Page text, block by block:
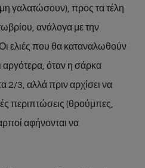
γαλατώσουν), προς τα τέλη
ανάλογα με την
Οι ελιές που θα καταναλωθούν
αργότερα, όταν η σάρκα
2/3, αλλά πριν αρχίσει να
περιπτώσεις (θρούμπες,
αφήνονται να